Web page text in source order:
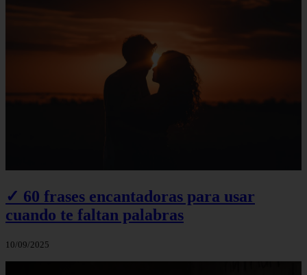
✓ 60 frases encantadoras para usar
cuando te faltan palabras
10/09/2025